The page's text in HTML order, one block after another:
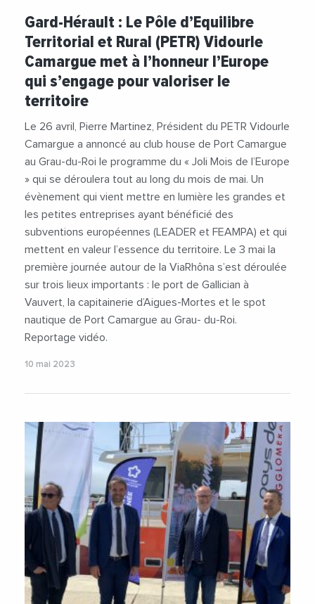
#CommunautePetiteCamargue
#Economie
#Emploi
#Entreprises
#Europe
#Financement
#Mobilite
#PaysDeSommieres
#PETRVidourleCamargue
#PierreMartinez
#VilleDAiguesMortes
Gard-Hérault : Le Pôle d’Equilibre
Territorial et Rural (PETR) Vidourle
Camargue met à l’honneur l’Europe
qui s’engage pour valoriser le
territoire
Le 26 avril, Pierre Martinez, Président du PETR Vidourle
Camargue a annoncé au club house de Port Camargue
au Grau-du-Roi le programme du « Joli Mois de l’Europe
» qui se déroulera tout au long du mois de mai. Un
évènement qui vient mettre en lumière les grandes et
les petites entreprises ayant bénéficié des
subventions européennes (LEADER et FEAMPA) et qui
mettent en valeur l’essence du territoire. Le 3 mai la
première journée autour de la ViaRhôna s’est déroulée
sur trois lieux importants : le port de Gallician à
Vauvert, la capitainerie d’Aigues-Mortes et le spot
nautique de Port Camargue au Grau- du-Roi.
Reportage vidéo.
10 mai 2023